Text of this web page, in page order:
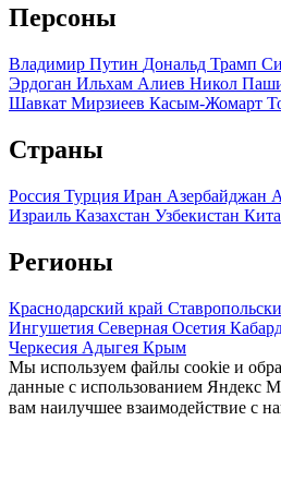
Персоны
Владимир Путин Дональд Трамп
Эрдоган Ильхам Алиев Никол
Шавкат Мирзиеев Касым-Жомарт
Страны
Россия Турция Иран Азербайджан
Израиль Казахстан Узбекистан
Регионы
Краснодарский край
Ингушетия Северная Осетия
Черкесия Адыгея Крым
Мы используем файлы cookie и
данные с использованием Яндекс
вам наилучшее взаимодействие с